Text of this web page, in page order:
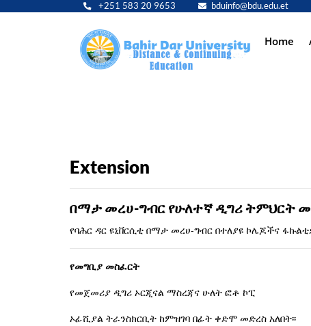
+251 583 20 9653 bduinfo@bdu.edu.et
Home
Extension
በማታ መረሀ-ግብር የሁለተኛ ዲግሪ ትምህርት
የባሕር ዳር ዩኒቨርሲቲ በማታ መረሀ-ግብር በተለያዩ ኮሌጆችና
የመግቢያ መስፈርት
የመጀመሪያ ዲግሪ ኦርጂናል ማስረጃና ሁለት ፎቶ ኮፒ
ኦፊሺያል ትራንስክርቢት ከምዝገባ በፊት ቀድሞ መድረስ አለበት፡፡